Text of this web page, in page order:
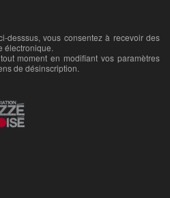
desssus, vous consentez à recevoir des
électronique.
moment en modifiant vos paramètres
de désinscription.